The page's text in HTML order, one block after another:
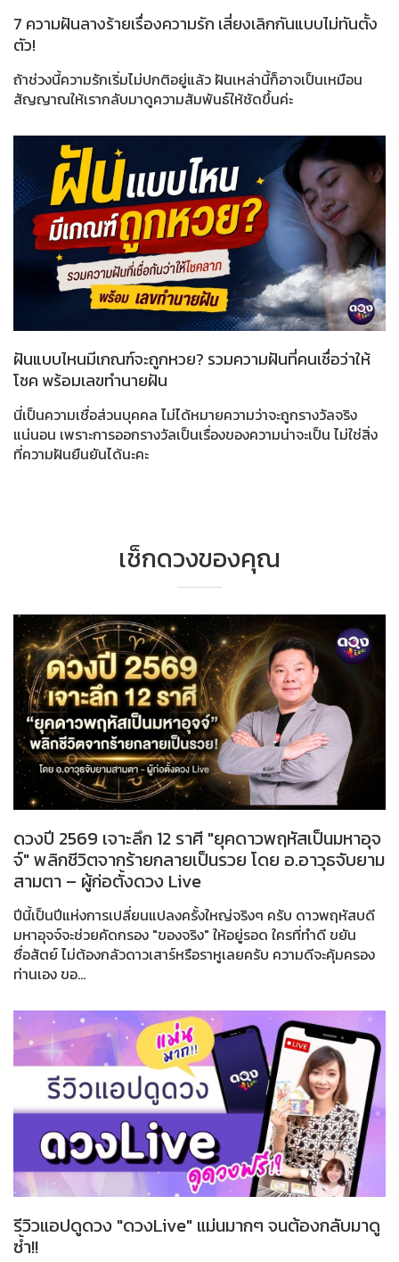
7 ความฝันลางร้ายเรื่องความรัก เสี่ยงเลิกกันแบบไม่ทันตั้ง
ตัว!
ถ้าช่วงนี้ความรักเริ่มไม่ปกติอยู่แล้ว ฝันเหล่านี้ก็อาจเป็นเหมือน
สัญญาณให้เรากลับมาดูความสัมพันธ์ให้ชัดขึ้นค่ะ
ฝันแบบไหนมีเกณฑ์จะถูกหวย? รวมความฝันที่คนเชื่อว่าให้
โชค พร้อมเลขทำนายฝัน
นี่เป็นความเชื่อส่วนบุคคล ไม่ได้หมายความว่าจะถูกรางวัลจริง
แน่นอน เพราะการออกรางวัลเป็นเรื่องของความน่าจะเป็น ไม่ใช่สิ่ง
ที่ความฝันยืนยันได้นะคะ
เช็กดวงของคุณ
ดวงปี 2569 เจาะลึก 12 ราศี "ยุคดาวพฤหัสเป็นมหาอุจ
จ์" พลิกชีวิตจากร้ายกลายเป็นรวย โดย อ.อาวุธจับยาม
สามตา – ผู้ก่อตั้งดวง Live
ปีนี้เป็นปีแห่งการเปลี่ยนแปลงครั้งใหญ่จริงๆ ครับ ดาวพฤหัสบดี
มหาอุจจ์จะช่วยคัดกรอง "ของจริง" ให้อยู่รอด ใครที่ทำดี ขยัน
ซื่อสัตย์ ไม่ต้องกลัวดาวเสาร์หรือราหูเลยครับ ความดีจะคุ้มครอง
ท่านเอง ขอ...
รีวิวแอปดูดวง "ดวงLive" แม่นมากๆ จนต้องกลับมาดู
ซ้ำ!!